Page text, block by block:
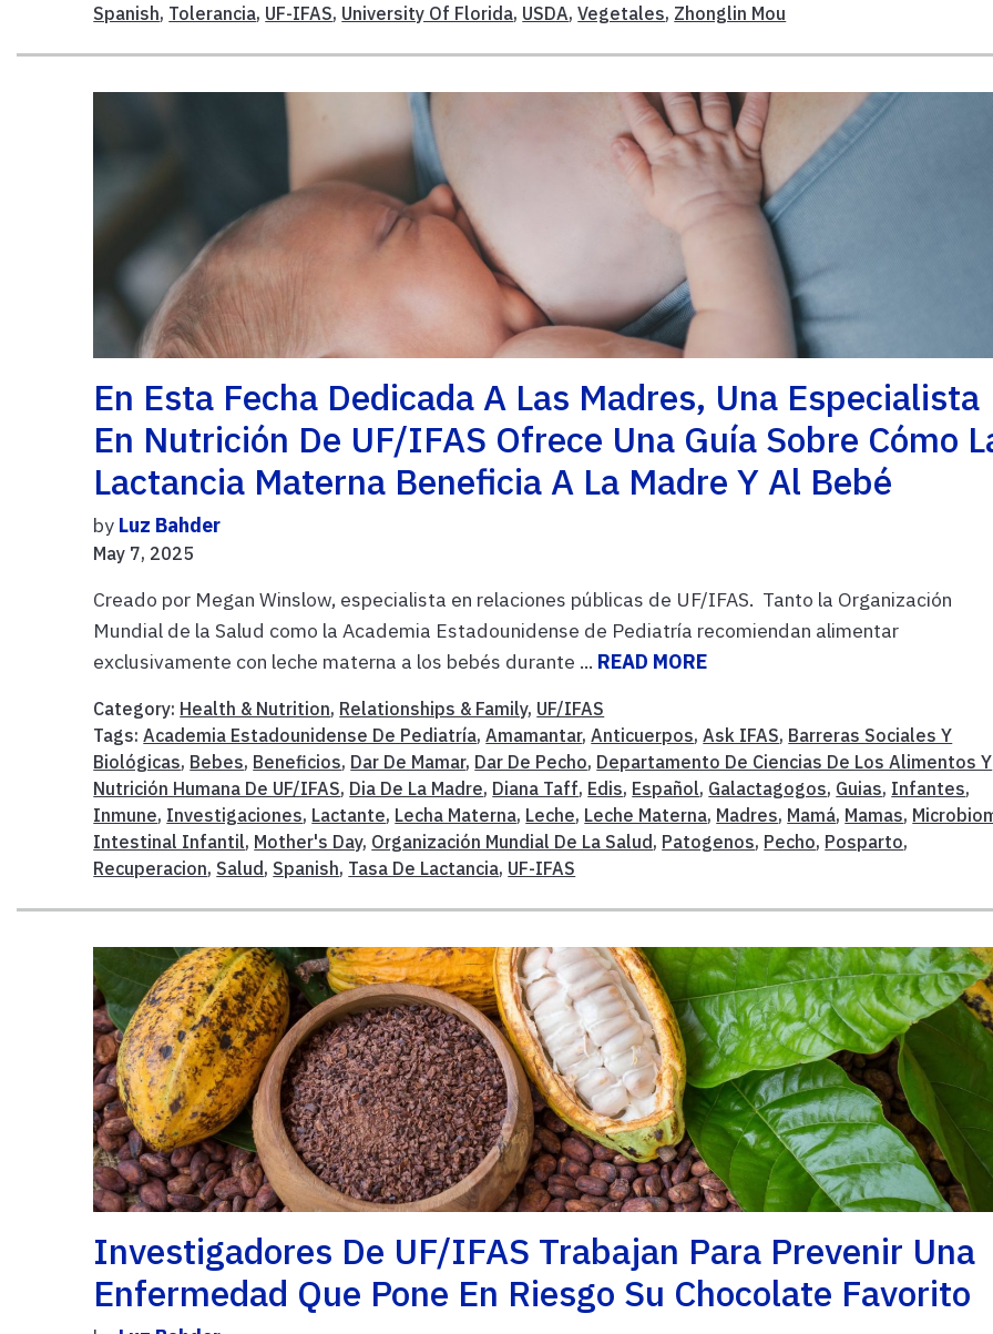
Spanish, Tolerancia, UF-IFAS, University Of Florida, USDA,Vegetales, Zhonglin Mou
En Esta Fecha Dedicada A Las Madres, Una Especialista
En Nutrición De UF/IFAS Ofrece Una Guía Sobre Cómo
Lactancia Materna Beneficia A La Madre Y Al Bebé
by Luz Bahder
May 7, 2025
Creado por Megan Winslow, especialista en relaciones públicas de UF/IFAS. Tanto la Organización
Mundial de la Salud como la Academia Estadounidense de Pediatría recomiendan alimentar
exclusivamente con leche materna a los bebés durante ... READ MORE
Category: Health & Nutrition, Relationships & Family, UF/IFAS
Tags:Academia Estadounidense De Pediatría,Amamantar,Anticuerpos,Ask IFAS, Barreras Sociales Y
Biológicas, Bebes, Beneficios, Dar De Mamar, Dar De Pecho, Departamento De Ciencias De Los Alimentos Y
Nutrición Humana De UF/IFAS, Dia De La Madre, Diana Taff, Edis, Español, Galactagogos, Guias, Infantes,
Inmune, Investigaciones, Lactante, Lecha Materna, Leche, Leche Materna, Madres, Mamá, Mamas,
Intestinal Infantil, Mother's Day, Organización Mundial De La Salud, Patogenos, Pecho, Posparto,
Recuperacion, Salud, Spanish, Tasa De Lactancia, UF-IFAS
Investigadores De UF/IFAS Trabajan Para Prevenir Una
Enfermedad Que Pone En Riesgo Su Chocolate Favorito